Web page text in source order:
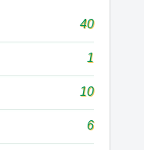
40
1
10
6